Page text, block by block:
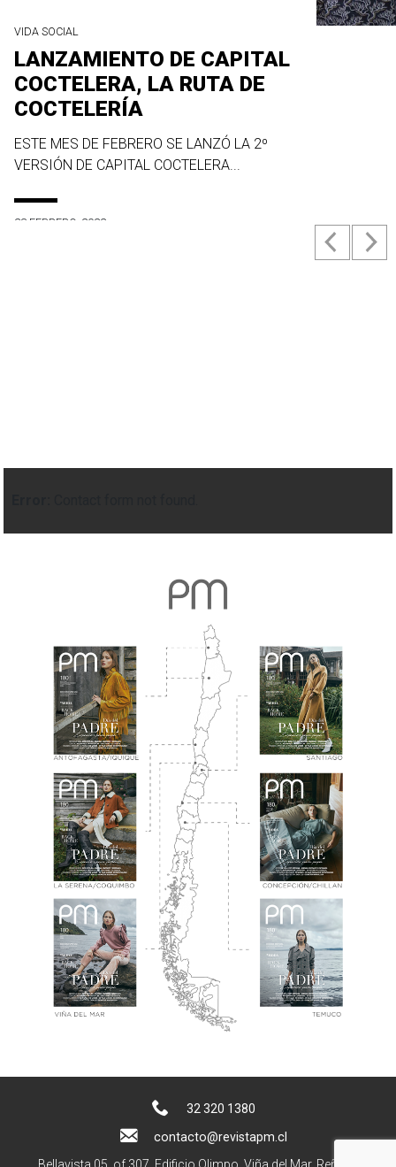
VIDA SOCIAL
LANZAMIENTO DE CAPITAL
COCTELERA, LA RUTA DE
COCTELERÍA
ESTE MES DE FEBRERO SE LANZÓ LA 2º
VERSIÓN DE CAPITAL COCTELERA...
23 FEBRERO, 2022
32 320 1380
contacto@revistapm.cl